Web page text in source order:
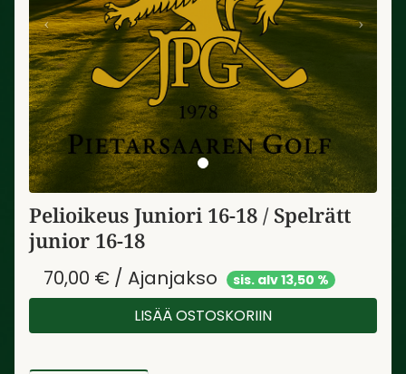
Pelioikeus Juniori 16-18 / Spelrätt
junior 16-18
70,00 € / Ajanjakso sis. alv 13,50 %
LISÄÄ OSTOSKORIIN